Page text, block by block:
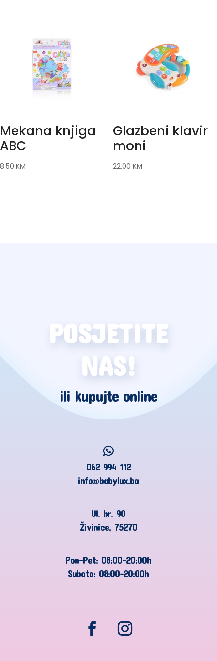
Mekana knjiga
ABC
8.50 KM
Glazbeni klavir
moni
22.00 KM
POSJETITE
NAS!
ili kupujte online
062 994 112
info@babylux.ba
Ul. br. 90
Živinice, 75270
Pon-Pet: 08:00-20:00h
Subota: 08:00-20:00h